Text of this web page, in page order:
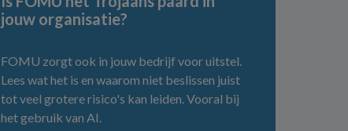
jouw organisatie?
FOMU zorgt ook in jouw bedrijf voor uitstel.
Lees wat het is en waarom niet beslissen juist
tot veel grotere risico's kan leiden. Vooral bij
het gebruik van AI.